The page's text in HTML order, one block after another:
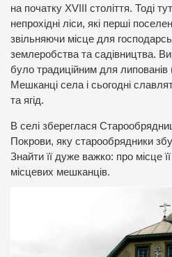
на початку XVIII століття. Тоді
непрохідні ліси, які перші
звільняючи місце для
землеробства та садівництва.
було традиційним для липованів
Мешканці села і сьогодні
та ягід.
В селі збереглася
Покрови, яку старообрядники
Знайти її дуже важко: про місце
місцевих мешканців.